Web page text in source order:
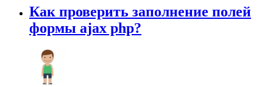
Как проверить заполнение полей
формы ajax php?